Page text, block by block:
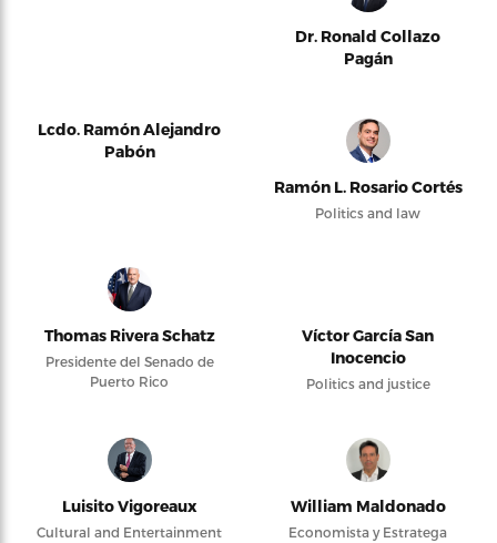
Dr. Ronald Collazo
Pagán
Lcdo. Ramón Alejandro
Pabón
Ramón L. Rosario Cortés
Politics and law
Thomas Rivera Schatz
Presidente del Senado de
Puerto Rico
Víctor García San
Inocencio
Politics and justice
Luisito Vigoreaux
Cultural and Entertainment
William Maldonado
Economista y Estratega